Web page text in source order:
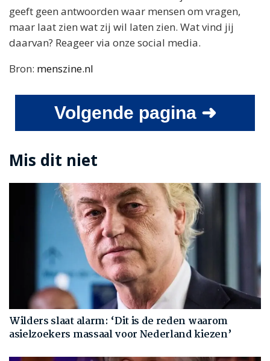
geeft geen antwoorden waar mensen om vragen,
maar laat zien wat zij wil laten zien. Wat vind jij
daarvan? Reageer via onze social media.
Bron: menszine.nl
Volgende pagina ➜
Mis dit niet
Wilders slaat alarm: ‘Dit is de reden waarom
asielzoekers massaal voor Nederland kiezen’